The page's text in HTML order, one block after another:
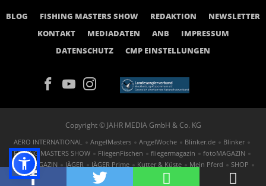
BLOG FISHING MASTERS SHOW REDAKTION
NEWSLETTER
KONTAKT
MEDIADATEN ANB
IMPRESSUM
DATENSCHUTZ
CMP EINSTELLUNGEN
Copyright © JAHR MEDIA GmbH & Co. KG
AERO INTERNATIONAL AngelMasters AngelWoche Blinker.de
Blinker
FISHING MASTERS SHOW
FliegenFischen fliegermagazin
fotoMAGAZIN
GOLF MAGAZIN
JÄGER JÄGER Prime Kutter & Küste Mein Pferd
SHOP
St.GEORG
tennis MAGAZIN FOTOwirtschaft outdoor.markt